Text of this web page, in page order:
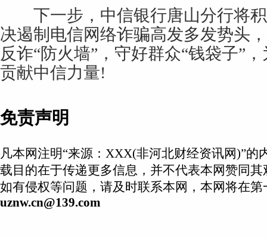
下一步，中信银行唐山分行将积
决遏制电信网络诈骗高发多发势头
反诈“防火墙”，守好群众“钱袋子”
贡献中信力量!
免责声明
凡本网注明“来源：XXX(非河北财经资讯网)”的
载目的在于传递更多信息，并不代表本网赞同
如有侵权等问题，请及时联系本网，本网将在第
uznw.cn@139.com